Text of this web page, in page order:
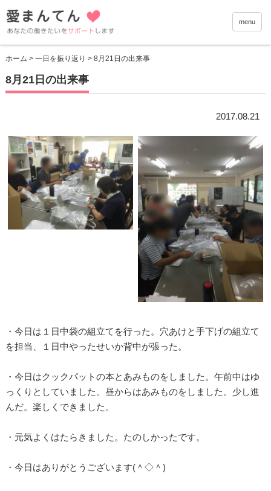
愛まん
menu
ホーム > 一日を振り返り > 8月21日の出来事
8月21日の出来事
2017.08.21
・今日は１日中袋の組立てを行った。穴あけと手下げの組立て
を担当、１日中やったせいか背中が張った。
・今日はクックパットの本とあみものをしました。午前中はゆ
っくりとしていました。昼からはあみものをしました。少し進
んだ。楽しくできました。
・元気よくはたらきました。たのしかったです。
・今日はありがとうございます(＾◇＾)